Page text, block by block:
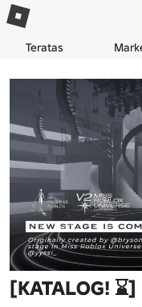
Teratas
[KATALOG!